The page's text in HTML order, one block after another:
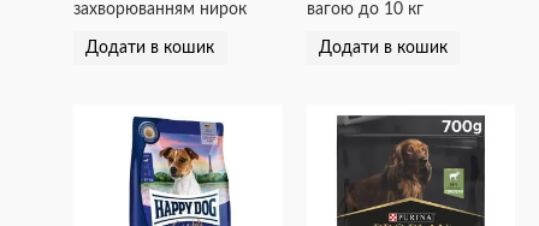
захворюванням нирок
Додати в кошик
вагою до 10 кг
Додати в кошик